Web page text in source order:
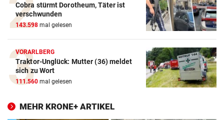
Cobra stürmt Dorotheum, Täter ist
verschwunden
143.598 mal gelesen
VORARLBERG
Traktor-Unglück: Mutter (36) meldet
sich zu Wort
111.560 mal gelesen
MEHR KRONE+ ARTIKEL